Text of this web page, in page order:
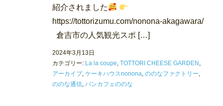
紹介されました
https://tottorizumu.com/nonona-akagawara/
倉吉市の人気観光スポ […]
2024年3月13日
カテゴリー: La la coupe, TOTTORI CHEESE GARDEN ,
アーカイブ, ケーキハウスnonona, ののなファクトリー,
ののな通信, パンカフェののな